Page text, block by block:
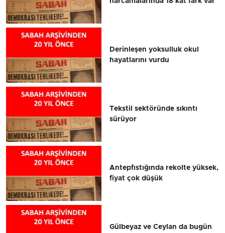
Derinleşen yoksulluk okul
hayatlarını vurdu
Tekstil sektöründe sıkıntı
sürüyor
Antepfıstığında rekolte yüksek,
fiyat çok düşük
Gülbeyaz ve Ceylan da bugün